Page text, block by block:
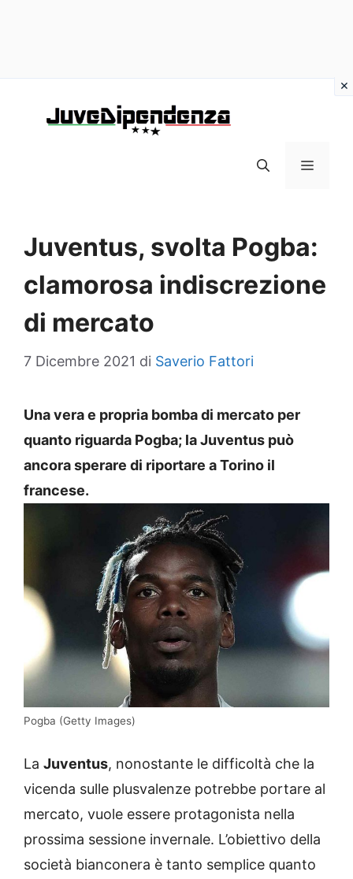
MENU
Juventus, svolta Pogba:
clamorosa indiscrezione
di mercato
7 Dicembre 2021 di Saverio Fattori
Una vera e propria bomba di mercato per
quanto riguarda Pogba; la Juventus può
ancora sperare di riportare a Torino il
francese.
Pogba (Getty Images)
La Juventus, nonostante le difficoltà che la
vicenda sulle plusvalenze potrebbe portare al
mercato, vuole essere protagonista nella
prossima sessione invernale. L’obiettivo della
società bianconera è tanto semplice quanto